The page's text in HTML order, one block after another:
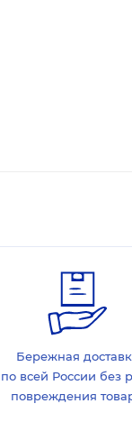
Бережная
по всей России без
повреждения